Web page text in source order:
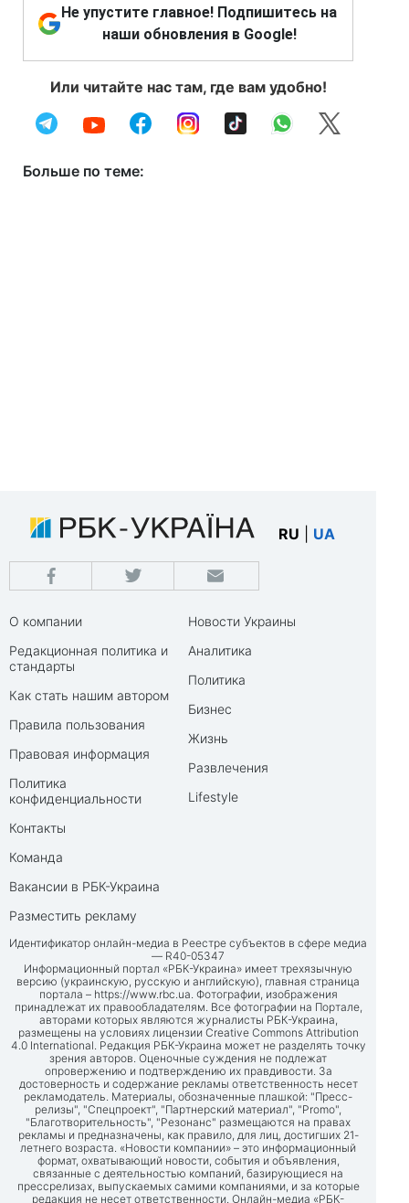
Не упустите главное! Подпишитесь на
наши обновления в Google!
Или читайте нас там, где вам удобно!
Больше по теме:
RU UA
О компании
Редакционная политика и
стандарты
Как стать нашим автором
Правила пользования
Правовая информация
Политика
конфиденциальности
Контакты
Команда
Вакансии в РБК-Украина
Разместить рекламу
Новости Украины
Аналитика
Политика
Бизнес
Жизнь
Развлечения
Lifestyle
Идентификатор онлайн-медиа в Реестре субъектов в сфере медиа
— R40-05347
Информационный портал «РБК-Украина» имеет трехязычную
версию (украинскую, русскую и английскую), главная страница
портала – https://www.rbc.ua. Фотографии, изображения
принадлежат их правообладателям. Все фотографии на Портале,
авторами которых являются журналисты РБК-Украина,
размещены на условиях лицензии Creative Commons Attribution
4.0 International. Редакция РБК-Украина может не разделять точку
зрения авторов. Оценочные суждения не подлежат
опровержению и подтверждению их правдивости. За
достоверность и содержание рекламы ответственность несет
рекламодатель. Материалы, обозначенные плашкой: "Пресс-
релизы", "Спецпроект", "Партнерский материал", "Promo",
"Благотворительность", "Резонанс" размещаются на правах
рекламы и предназначены, как правило, для лиц, достигших 21-
летнего возраста. «Новости компании» – это информационный
формат, охватывающий новости, события и объявления,
связанные с деятельностью компаний, базирующиеся на
прессрелизах, выпускаемых самими компаниями, и за которые
редакция не несет ответственности. Онлайн-медиа «РБК-